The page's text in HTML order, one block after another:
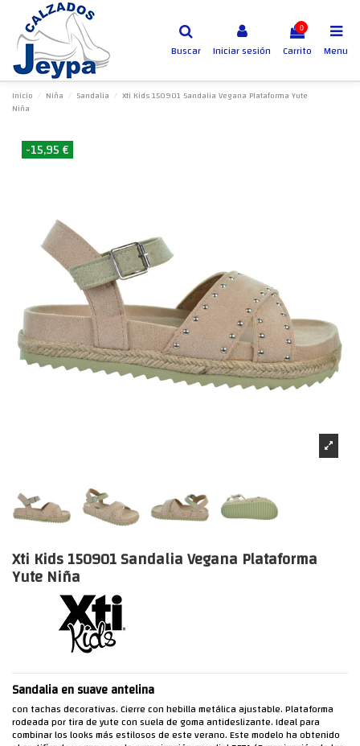
Buscar Iniciar sesión
0
Carrito Menu
Inicio Niña Sandalia
Xti Kids 150901 Sandalia Vegana Plataforma Yute
Niña
-15,95 €
Xti Kids 150901 Sandalia Vegana Plataforma
Yute Niña
Sandalia en suave antelina
con tachas decorativas. Cierre con hebilla metálica ajustable. Plataforma
rodeada por tira de yute con suela de goma antideslizante. Ideal para
combinar los looks más estilosos de este verano. Este modelo ha obtenido